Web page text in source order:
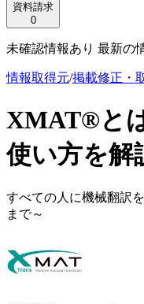
資料請求
0
未確認情報あり 最新の
情報取得元/掲載修正・
XMAT®と
使い方を解
すべての人に機械翻訳
まで～